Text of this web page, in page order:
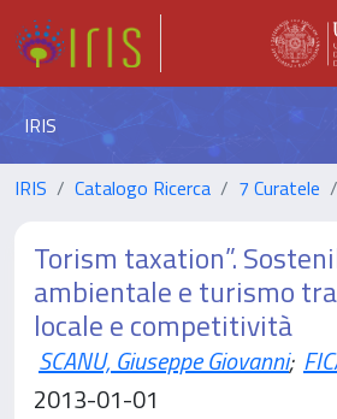
IRIS
IRIS Catalogo Ricerca 7 Curatele
Torism taxation”.
ambientale e turismo
locale e competitività
SCANU, Giuseppe Giovanni;
2013-01-01